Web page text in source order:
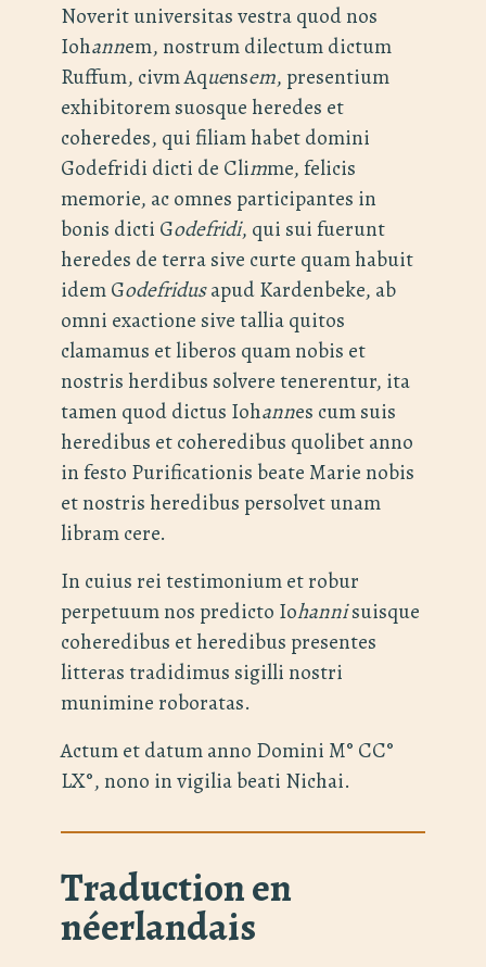
Noverit universitas vestra quod nos
Iohannem, nostrum dilectum dictum
Ruffum, civm Aquensem, presentium
exhibitorem suosque heredes et
coheredes, qui filiam habet domini
Godefridi dicti de Climme, felicis
memorie, ac omnes participantes in
bonis dicti Godefridi, qui sui fuerunt
heredes de terra sive curte quam habuit
idem Godefridusapud Kardenbeke, ab
omni exactione sive tallia quitos
clamamus et liberos quam nobis et
nostris herdibus solvere tenerentur, ita
tamen quod dictus Iohannes cum suis
heredibus et coheredibus quolibet anno
in festo Purificationis beate Marie nobis
et nostris heredibus persolvet unam
libram cere.
In cuius rei testimonium et robur
perpetuum nos predicto Iohannisuisque
coheredibus et heredibus presentes
litteras tradidimus sigilli nostri
munimine roboratas.
Actum et datum anno Domini M° CC°
LX°, nono in vigilia beati Nichai.
Traduction en
néerlandais